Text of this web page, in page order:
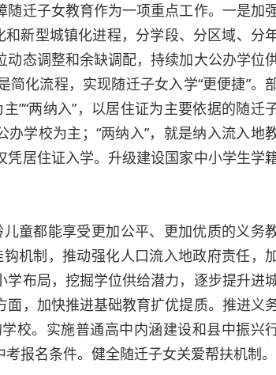
迁子女教育作为一项重点工作。一是加
新型城镇化进程，分学段、分区域、分
态调整和余缺调配，持续加大公办学位
化流程，实现随迁子女入学“更便捷”。
”“两纳入”，以居住证为主要依据的随迁
学校为主；“两纳入”，就是纳入流入地
居住证入学。升级建设国家中小学生学
童都能享受更加公平、更加优质的义务
机制，推动强化人口流入地政府责任，
布局，挖掘学位供给潜力，逐步提升进
，加快推进基础教育扩优提质。推进义
校。实施普通高中内涵建设和县中振兴
报名条件。健全随迁子女关爱帮扶机制。